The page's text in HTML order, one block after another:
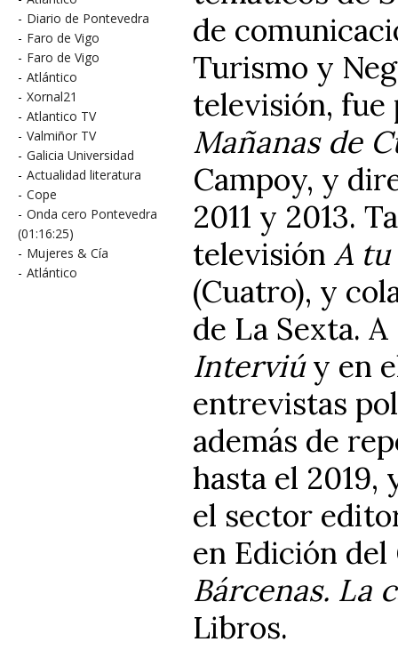
- Diario de Pontevedra
- Faro de Vigo
- Faro de Vigo
- Atlántico
- Xornal21
- Atlantico TV
- Valmiñor TV
- Galicia Universidad
- Actualidad literatura
- Cope
- Onda cero Pontevedra
(01:16:25)
- Mujeres & Cía
- Atlántico
de
Turismo y
televisión,
Mañanas de
Campoy, y
2011 y 2013.
televisión A
(Cuatro), y
de La Sexta.
Interviúy en
entrevistas
además de
hasta el 2019,
el sector
en Edición
Bárcenas. La
Libros.